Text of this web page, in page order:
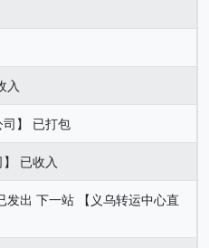
入
司】 已打包
已收入
发出 下一站 【义乌转运中心直